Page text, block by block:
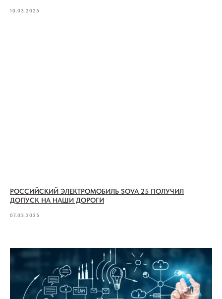
10.03.2025
РОССИЙСКИЙ ЭЛЕКТРОМОБИЛЬ SOVA 25 ПОЛУЧИЛ
ДОПУСК НА НАШИ ДОРОГИ
07.03.2025